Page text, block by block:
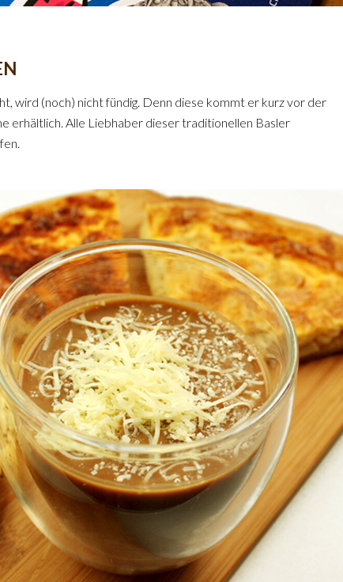
wird (noch) nicht fündig. Denn diese kommt er kurz vor der
erhältlich. Alle Liebhaber dieser traditionellen Basler